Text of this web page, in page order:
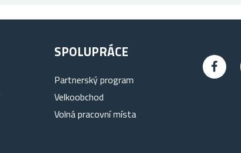
SPOLUPRÁCE
Partnerský program
Velkoobchod
Volná pracovní místa